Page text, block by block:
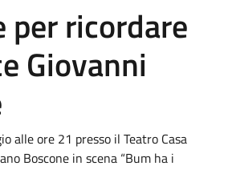
per ricordare
Giovanni
alle ore 21 presso il Teatro Casa
Boscone in scena “Bum ha i